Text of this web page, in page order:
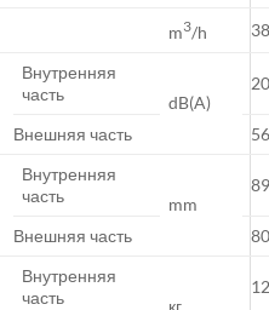
m3/h
Внутренняя
часть
dB(A)
Внешняя часть
Внутренняя
часть
mm
Внешняя часть
Внутренняя
часть